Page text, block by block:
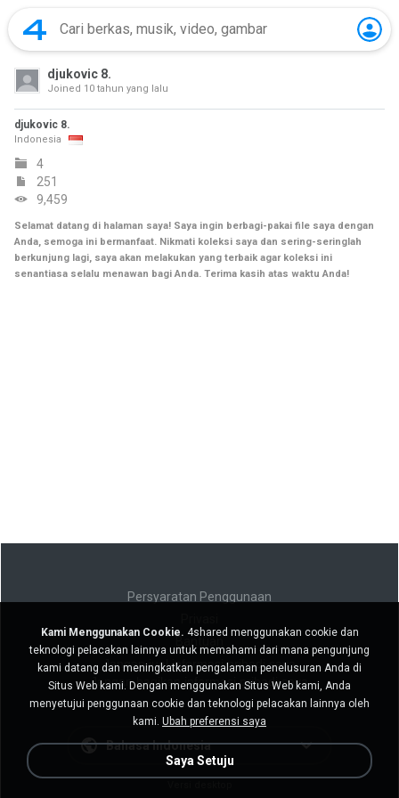
djukovic 8.
Joined 10 tahun yang lalu
djukovic 8.
Indonesia
4
251
9,459
Selamat datang di halaman saya! Saya ingin berbagi-pakai file saya dengan
Anda, semoga ini bermanfaat. Nikmati koleksi saya dan sering-seringlah
berkunjung lagi, saya akan melakukan yang terbaik agar koleksi ini
senantiasa selalu menawan bagi Anda. Terima kasih atas waktu Anda!
Persyaratan Penggunaan
Jangan jual informasi pribadi saya
Jangan bagikan informasi pribadi saya
Bahasa Indonesia
Kami Menggunakan Cookie. 4shared menggunakan cookie dan
teknologi pelacakan lainnya untuk memahami dari mana pengunjung
kami datang dan meningkatkan pengalaman penelusuran Anda di
Situs Web kami. Dengan menggunakan Situs Web kami, Anda
menyetujui penggunaan cookie dan teknologi pelacakan lainnya oleh
kami. Ubah preferensi saya
Saya Setuju